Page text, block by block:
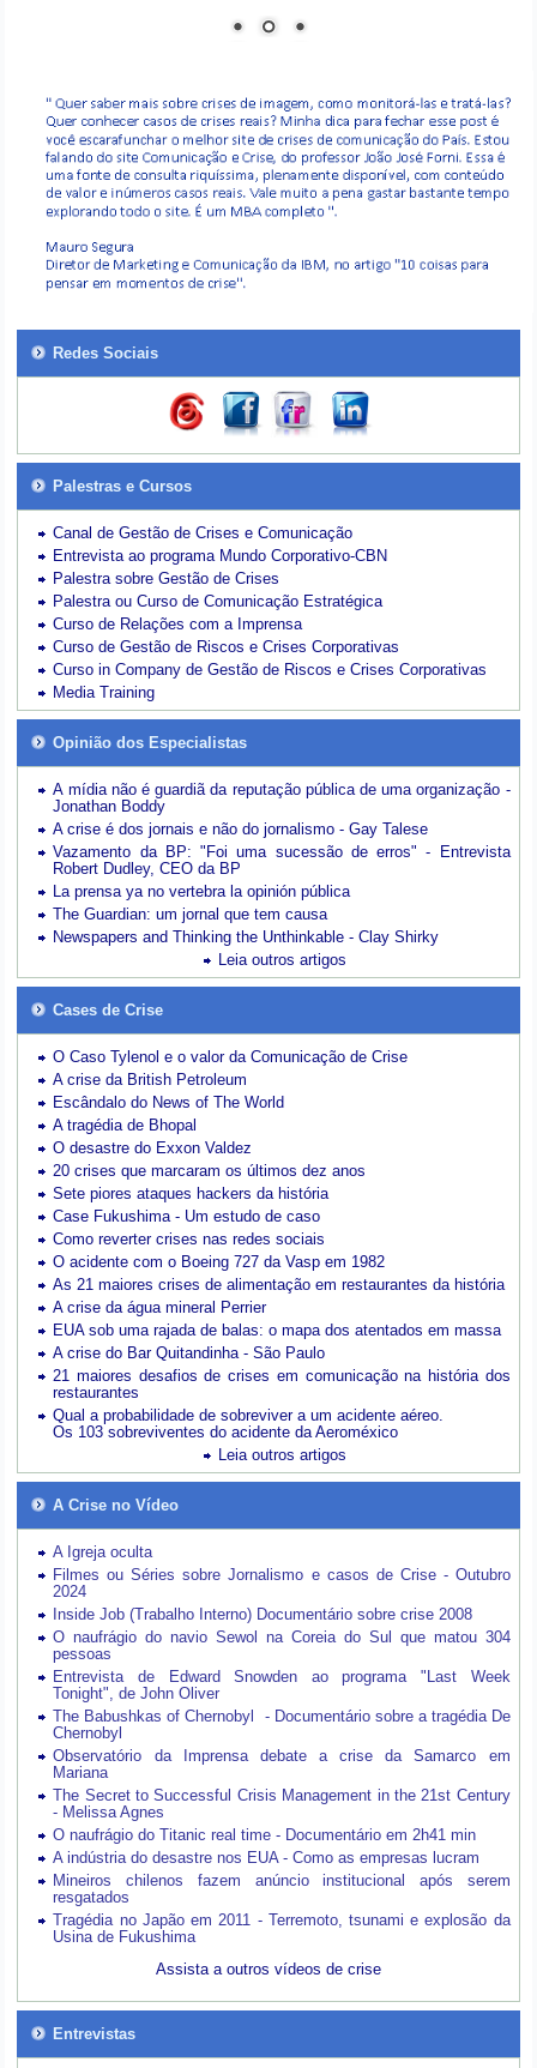
Redes Sociais
Palestras e Cursos
Canal de Gestão de Crises e Comunicação
Entrevista ao programa Mundo Corporativo-CBN
Palestra sobre Gestão de Crises
Palestra ou Curso de Comunicação Estratégica
Curso de Relações com a Imprensa
Curso de Gestão de Riscos e Crises Corporativas
Curso in Company de Gestão de Riscos e Crises Corporativas
Media Training
Opinião dos Especialistas
A mídia não é guardiã da reputação pública de uma organização -
Jonathan Boddy
A crise é dos jornais e não do jornalismo - Gay Talese
Vazamento da BP: "Foi uma sucessão de erros" - Entrevista
Robert Dudley, CEO da BP
La prensa ya no vertebra la opinión pública
The Guardian: um jornal que tem causa
Newspapers and Thinking the Unthinkable - Clay Shirky
Leia outros artigos
Cases de Crise
O Caso Tylenol e o valor da Comunicação de Crise
A crise da British Petroleum
Escândalo do News of The World
A tragédia de Bhopal
O desastre do Exxon Valdez
20 crises que marcaram os últimos dez anos
Sete piores ataques hackers da história
Case Fukushima - Um estudo de caso
Como reverter crises nas redes sociais
O acidente com o Boeing 727 da Vasp em 1982
As 21 maiores crises de alimentação em restaurantes da história
A crise da água mineral Perrier
EUA sob uma rajada de balas: o mapa dos atentados em massa
A crise do Bar Quitandinha - São Paulo
21 maiores desafios de crises em comunicação na história dos
restaurantes
Qual a probabilidade de sobreviver a um acidente aéreo.
Os 103 sobreviventes do acidente da Aeroméxico
Leia outros artigos
A Crise no Vídeo
A Igreja oculta
Filmes ou Séries sobre Jornalismo e casos de Crise - Outubro
2024
Inside Job (Trabalho Interno) Documentário sobre crise 2008
O naufrágio do navio Sewol na Coreia do Sul que matou 304
pessoas
Entrevista de Edward Snowden ao programa "Last Week
Tonight", de John Oliver
The Babushkas of Chernobyl - Documentário sobre a tragédia De
Chernobyl
Observatório da Imprensa debate a crise da Samarco em
Mariana
The Secret to Successful Crisis Management in the 21st Century
- Melissa Agnes
O naufrágio do Titanic real time - Documentário em 2h41 min
A indústria do desastre nos EUA - Como as empresas lucram
Mineiros chilenos fazem anúncio institucional após serem
resgatados
Tragédia no Japão em 2011 - Terremoto, tsunami e explosão da
Usina de Fukushima
Assista a outros vídeos de crise
Entrevistas